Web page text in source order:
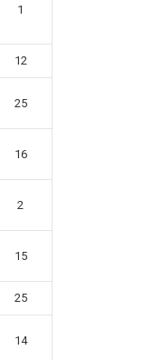
1
12
25
16
2
15
25
14